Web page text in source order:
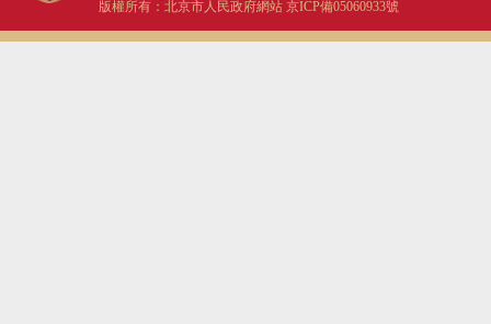
版權所有：北京市人民政府網站 京ICP備05060933號